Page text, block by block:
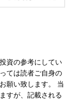
資の参考にしてい
ては読者ご自身の
願い致します。 当
すが、記載される